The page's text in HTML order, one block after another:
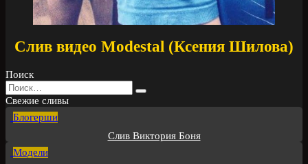
Слив видео Modestal (Ксения Шилова)
Поиск
Search
for:
Свежие сливы
Блогерши
Слив Виктория Боня
Модели